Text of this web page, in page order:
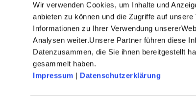
Wir verwenden Cookies, um Inhalte und
anbieten zu können und die Zugriffe auf
Informationen zu Ihrer Verwendung
Analysen weiter.Unsere Partner führen diese
Datenzusammen, die Sie ihnen bereitgestellt
gesammelt haben.
Impressum | Datenschutzerklärung
Privacy policy
Contact Cookies
© 2026 Stuttgart-Marketing GmbH, info@stuttgart-